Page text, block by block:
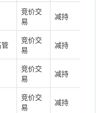
竞价交
易
减持
竞价交
易
减持
竞价交
易
减持
竞价交
易
减持